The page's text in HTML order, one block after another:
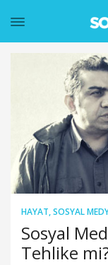
HAYAT,SOSYAL
Sosyal
Tehlike